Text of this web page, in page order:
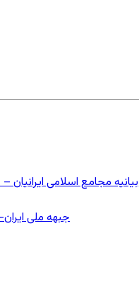
بیانیه مجامع اسلامی
جبهه ملی